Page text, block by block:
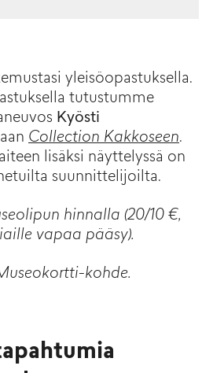
yleisöopastuksella.
tutustumme
Kyösti
Collection Kakkoseen.
lisäksi näyttelyssä on
suunnittelijoilta.
hinnalla (20/10 €,
vapaa pääsy).
kohde.